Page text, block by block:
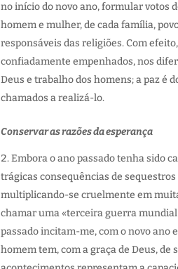
no início do novo ano, formular votos
homem e mulher, de cada família,
responsáveis das religiões. Com
confiadamente empenhados, nos
Deus e trabalho dos homens; a paz é
chamados a realizá-lo.
Conservar as razões da esperança
Embora o ano passado tenha sido
trágicas consequências de
multiplicando-se cruelmente em
chamar uma «terceira guerra
passado incitam-me, com o novo ano
homem tem, com a graça de Deus,